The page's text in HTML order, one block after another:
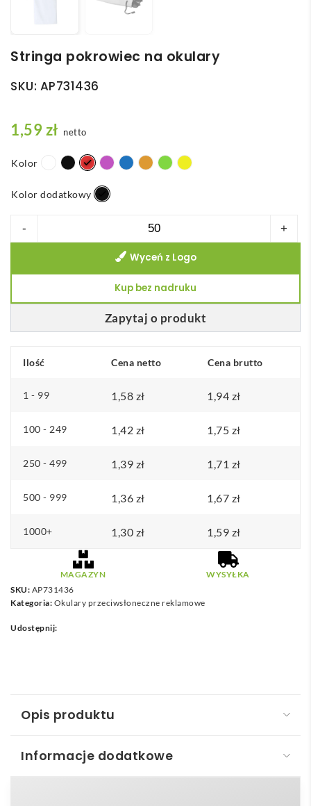
Stringa pokrowiec na okulary
SKU: AP731436
1,59zł netto
Kolor
Kolor dodatkowy
-
Stringa
+
Zapytaj o produkt
Wyceń z Logo
Kup bez nadruku
Ilość Cena netto Cena brutto
1 - 99 1,58 zł 1,94 zł
100 - 249 1,42 zł 1,75 zł
250 - 499 1,39 zł 1,71 zł
500 - 999 1,36 zł 1,67 zł
1000+ 1,30 zł 1,59 zł
MAGAZYN
WYSYŁKA
SKU: AP731436
Kategoria: Okulary przeciwsłoneczne reklamowe
Udostępnij:
Opis produktu
Informacje dodatkowe